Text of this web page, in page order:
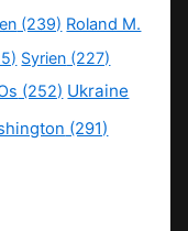
(239) Roland M.
Syrien (227)
(252) Ukraine
(291)